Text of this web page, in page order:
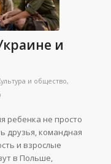
и
и общество,
ребенка не просто
друзья, командная
и взрослые
в Польше,